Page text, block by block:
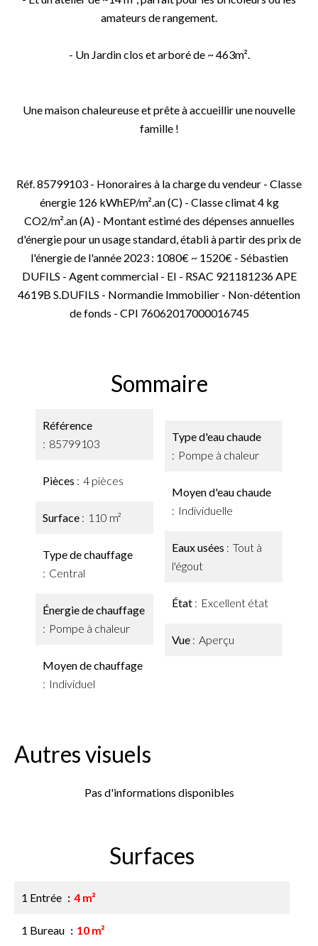
amateurs de rangement.
- Un Jardin clos et arboré de ~ 463m².
Une maison chaleureuse et prête à accueillir une nouvelle
famille !
Réf. 85799103 - Honoraires à la charge du vendeur - Classe
énergie 126 kWhEP/m².an (C) - Classe climat 4 kg
CO2/m².an (A) - Montant estimé des dépenses annuelles
d'énergie pour un usage standard, établi à partir des prix de
l'énergie de l'année 2023 : 1080€ ~ 1520€ - Sébastien
DUFILS - Agent commercial - EI - RSAC 921181236 APE
4619B S.DUFILS - Normandie Immobilier - Non-détention
de fonds - CPI 76062017000016745
Sommaire
Référence
85799103
Pièces 4 pièces
Surface 110 m²
Type de chauffage
Central
Énergie de chauffage
Pompe à chaleur
Moyen de chauffage
Individuel
Type d'eau chaude
Pompe à chaleur
Moyen d'eau chaude
Individuelle
Eaux usées
Tout à
l'égout
État Excellent état
Vue Aperçu
Autres visuels
Pas d'informations disponibles
Surfaces
1 Entrée 4 m²
1 Bureau 10 m²